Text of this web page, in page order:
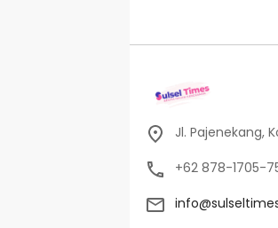
Jl. Pajenekang,
+62 878-1705-